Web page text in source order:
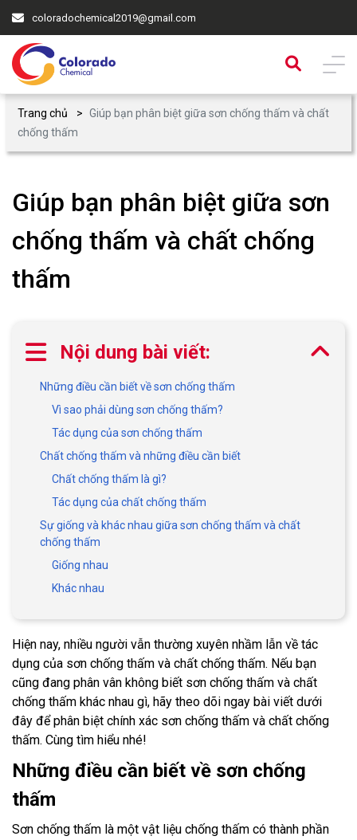
coloradochemical2019@gmail.com
Trang chủ
Giúp bạn phân biệt giữa sơn chống thấm và chất
chống thấm
Giúp bạn phân biệt giữa sơn
chống thấm và chất chống
thấm
Nội dung bài viết:
Những điều cần biết về sơn chống thấm
Vì sao phải dùng sơn chống thấm?
Tác dụng của sơn chống thấm
Chất chống thấm và những điều cần biết
Chất chống thấm là gì?
Tác dụng của chất chống thấm
Sự giống và khác nhau giữa sơn chống thấm và chất
chống thấm
Giống nhau
Khác nhau
Hiện nay, nhiều người vẫn thường xuyên nhầm lẫn về tác
dụng của sơn chống thấm và chất chống thấm. Nếu bạn
cũng đang phân vân không biết sơn chống thấm và chất
chống thấm khác nhau gì, hãy theo dõi ngay bài viết dưới
đây để phân biệt chính xác sơn chống thấm và chất chống
thấm. Cùng tìm hiểu nhé!
Những điều cần biết về sơn chống
thấm
Sơn chống thấm là một vật liệu chống thấm có thành phần